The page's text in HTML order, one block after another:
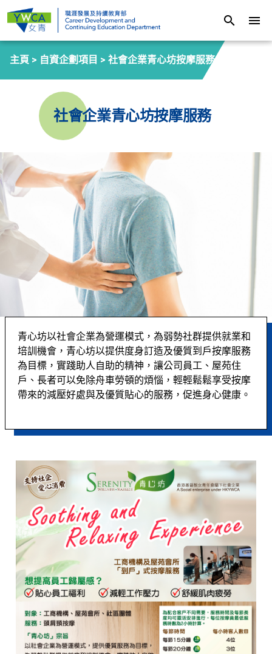
search menu
主頁 > 自資企劃項目 > 社會企業青心坊按摩服務
社會企業青心坊按摩服務
青心坊以社會企業為營運模式，為弱勢社群提供就業和
培訓機會，青心坊以提供度身訂造及優質到戶按摩服務
為目標，實踐助人自助的精神，讓公司員工、屋苑住
戶、長者可以免除舟車勞頓的煩惱，輕輕鬆鬆享受按摩
帶來的減壓好處與及優質貼心的服務，促進身心健康。